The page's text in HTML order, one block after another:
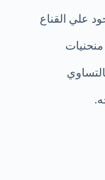
علي القناع